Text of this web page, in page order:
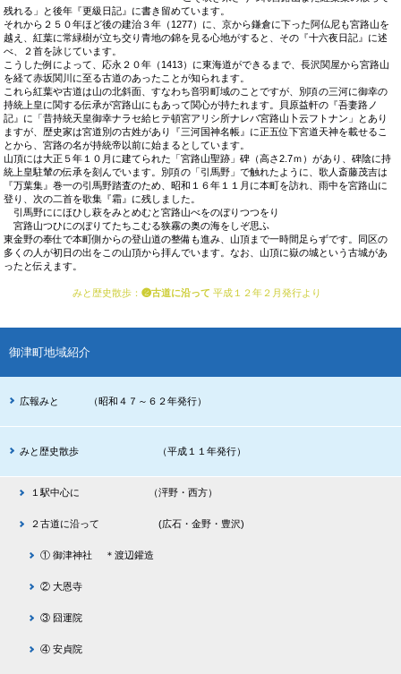
残れる」と後年『更級日記』に書き留めています。
それから２５０年ほど後の建治３年（1277）に、京から鎌倉に下った阿仏尼も宮路山を
越え、紅葉に常緑樹が立ち交り青地の錦を見る心地がすると、その『十六夜日記』に述
べ、２首を詠じています。
こうした例によって、応永２０年（1413）に東海道ができるまで、長沢関屋から宮路山
を経て赤坂関川に至る古道のあったことが知られます。
これら紅葉や古道は山の北斜面、すなわち音羽町域のことですが、別項の三河に御幸の
持統上皇に関する伝承が宮路山にもあって関心が持たれます。貝原益軒の『吾妻路ノ
記』に「昔持統天皇御幸ナラセ給ヒテ頓宮アリシ所ナレバ宮路山卜云フトナン」とあり
ますが、歴史家は宮道別の古姓があり『三河国神名帳』に正五位下宮道天神を載せるこ
とから、宮路の名が持統帝以前に始まるとしています。
山頂には大正５年１０月に建てられた「宮路山聖跡」碑（高さ2.7ｍ）があり、碑陰に持
統上皇駐輦の伝承を刻んでいます。別項の「引馬野」で触れたように、歌人斎藤茂吉は
『万葉集』巻一の引馬野踏査のため、昭和１６年１１月に本町を訪れ、雨中を宮路山に
登り、次の二首を歌集『霜』に残しました。
引馬野ににほひし萩をみとめむと宮路山べをのぼりつつをり
宮路山つひにのぼりてたちこむる狭霧の奥の海をしぞ思ふ
東金野の奉仕で本町側からの登山道の整備も進み、山頂まで一時間足らずです。同区の
多くの人が初日の出をこの山頂から拝んでいます。なお、山頂に嶽の城という古城があ
ったと伝えます。
みと歴史散歩 ：❷古道に沿って 平成１２年２月発行より
御津町地域紹介
広報みと （昭和４７～６２年発行）
みと歴史散歩 （平成１１年発行）
１駅中心に （泙野・西方）
２古道に沿って (広石・金野・豊沢)
① 御津神社 ＊渡辺鑵造
② 大恩寺
③ 囧運院
④ 安貞院